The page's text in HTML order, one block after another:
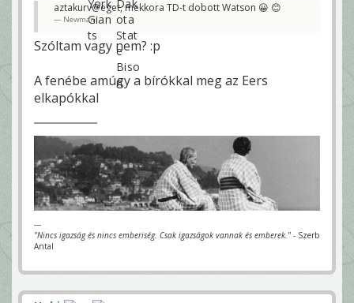
aztakurv@eget, mekkora TD-t dobott Watson 😀 😊
Newman
Szóltam vagy nem? :p
A fenébe amúgy a bírókkal meg az Eers
elkapókkal
---
"Nincs igazság és nincs emberiség. Csak igazságok vannak és emberek." - Szerb
Antal